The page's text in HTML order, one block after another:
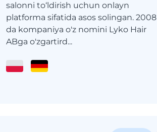
salonni to‘ldirish uchun onlayn
platforma sifatida asos solingan. 2008
da kompaniya o'z nomini Lyko Hair
ABga o'zgartird...